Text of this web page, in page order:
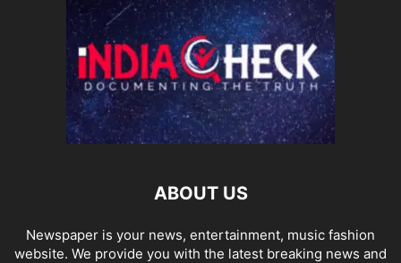
ABOUT US
Newspaper is your news, entertainment, music fashion
website. We provide you with the latest breaking news and